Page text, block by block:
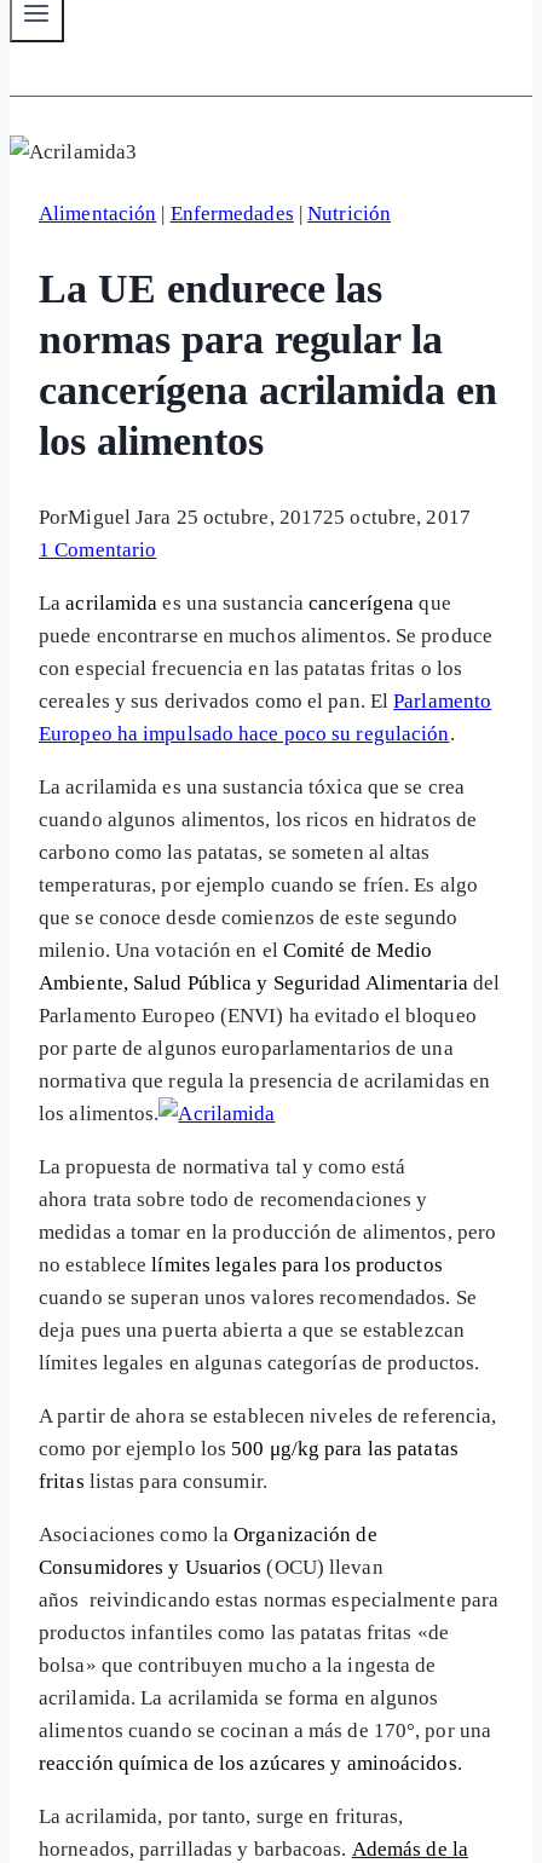
Alimentación | Enfermedades |Nutrición
La UE endurece las
normas para regular la
cancerígena acrilamida en
los alimentos
PorMiguel Jara 25 octubre, 201725 octubre, 2017
1 Comentario
Laacrilamida es una sustanciacancerígena que
puede encontrarse en muchos alimentos. Se produce
con especial frecuencia en las patatas fritas o los
cereales y sus derivados como el pan. ElParlamento
Europeo ha impulsado hace poco su regulación.
La acrilamida es una sustancia tóxica que se crea
cuando algunos alimentos, los ricos en hidratos de
carbono como las patatas, se someten al altas
temperaturas, por ejemplo cuando se fríen. Es algo
que se conoce desde comienzos de este segundo
milenio. Una votación en el Comité de Medio
Ambiente, Salud Pública y Seguridad Alimentariadel
Parlamento Europeo (ENVI) ha evitado el bloqueo
por parte de algunos europarlamentarios de una
normativa que regula la presencia de acrilamidas en
los alimentos.
La propuesta de normativa tal y como está
ahora trata sobre todo de recomendaciones y
medidas a tomar en la producción de alimentos, pero
no establecelímites legales para los productos
cuando se superan unos valores recomendados. Se
deja pues una puerta abierta a que se establezcan
límites legales en algunas categorías de productos.
A partir de ahora se establecen niveles de referencia,
como por ejemplo los 500 μg/kg para las patatas
fritas listas para consumir.
Asociaciones como laOrganización de
Consumidores y Usuarios (OCU) llevan
años reivindicando estas normas especialmente para
productos infantiles como las patatas fritas «de
bolsa» que contribuyen mucho a la ingesta de
acrilamida. La acrilamida se forma en algunos
alimentos cuando se cocinan a más de 170°, por una
reacción química de los azúcares y aminoácidos.
La acrilamida, por tanto, surge en frituras,
horneados, parrilladas y barbacoas. Además de la